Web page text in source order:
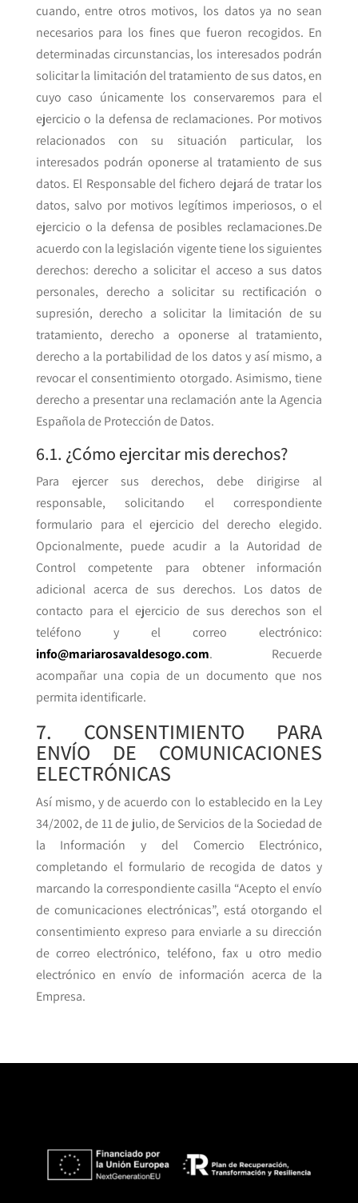
cuando, entre otros motivos, los datos ya no sean
necesarios para los fines que fueron recogidos. En
determinadas circunstancias, los interesados podrán
solicitar la limitación del tratamiento de sus datos, en
cuyo caso únicamente los conservaremos para el
ejercicio o la defensa de reclamaciones. Por motivos
relacionados con su situación particular, los
interesados podrán oponerse al tratamiento de sus
datos. El Responsable del fichero dejará de tratar los
datos, salvo por motivos legítimos imperiosos, o el
ejercicio o la defensa de posibles reclamaciones.De
acuerdo con la legislación vigente tiene los siguientes
derechos: derecho a solicitar el acceso a sus datos
personales, derecho a solicitar su rectificación o
supresión, derecho a solicitar la limitación de su
tratamiento, derecho a oponerse al tratamiento,
derecho a la portabilidad de los datos y así mismo, a
revocar el consentimiento otorgado. Asimismo, tiene
derecho a presentar una reclamación ante la Agencia
Española de Protección de Datos.
6.1. ¿Cómo ejercitar mis derechos?
Para ejercer sus derechos, debe dirigirse al
responsable, solicitando el correspondiente
formulario para el ejercicio del derecho elegido.
Opcionalmente, puede acudir a la Autoridad de
Control competente para obtener información
adicional acerca de sus derechos. Los datos de
contacto para el ejercicio de sus derechos son el
teléfono y el correo electrónico:
info@mariarosavaldesogo.com. Recuerde
acompañar una copia de un documento que nos
permita identificarle.
7. CONSENTIMIENTO PARA
ENVÍO DE COMUNICACIONES
ELECTRÓNICAS
Así mismo, y de acuerdo con lo establecido en la Ley
34/2002, de 11 de julio, de Servicios de la Sociedad de
la Información y del Comercio Electrónico,
completando el formulario de recogida de datos y
marcando la correspondiente casilla “Acepto el envío
de comunicaciones electrónicas”, está otorgando el
consentimiento expreso para enviarle a su dirección
de correo electrónico, teléfono, fax u otro medio
electrónico en envío de información acerca de la
Empresa.